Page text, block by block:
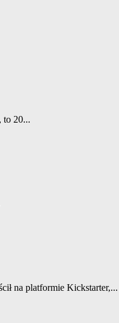
to 20...
na platformie Kickstarter,...